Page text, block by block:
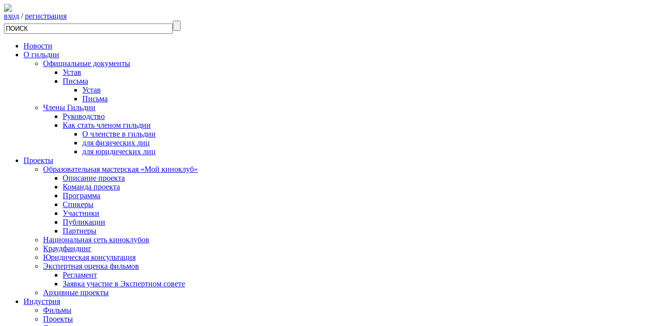
вход /регистрация
Новости
О гильдии
Официальные документы
Устав
Письма
Устав
Письма
Члены Гильдии
Руководство
Как стать членом гильдии
О членстве в гильдии
для физических лиц
для юридических лиц
Проекты
Образовательная мастерская «Мой киноклуб»
Описание проекта
Команда проекта
Программа
Спикеры
Участники
Публикации
Партнеры
Национальная сеть киноклубов
Краудфандинг
Юридическая консультация
Экспертная оценка фильмов
Регламент
Заявка участие в Экспертном совете
Архивные проекты
Индустрия
Фильмы
Проекты